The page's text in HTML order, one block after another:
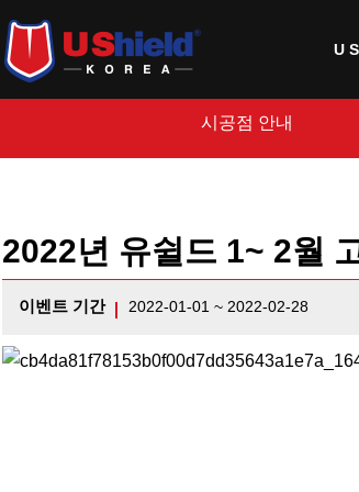
U
시공점 안내
2022년 유쉴드 1~ 2월
이벤트 기간 2022-01-01 ~ 2022-02-28